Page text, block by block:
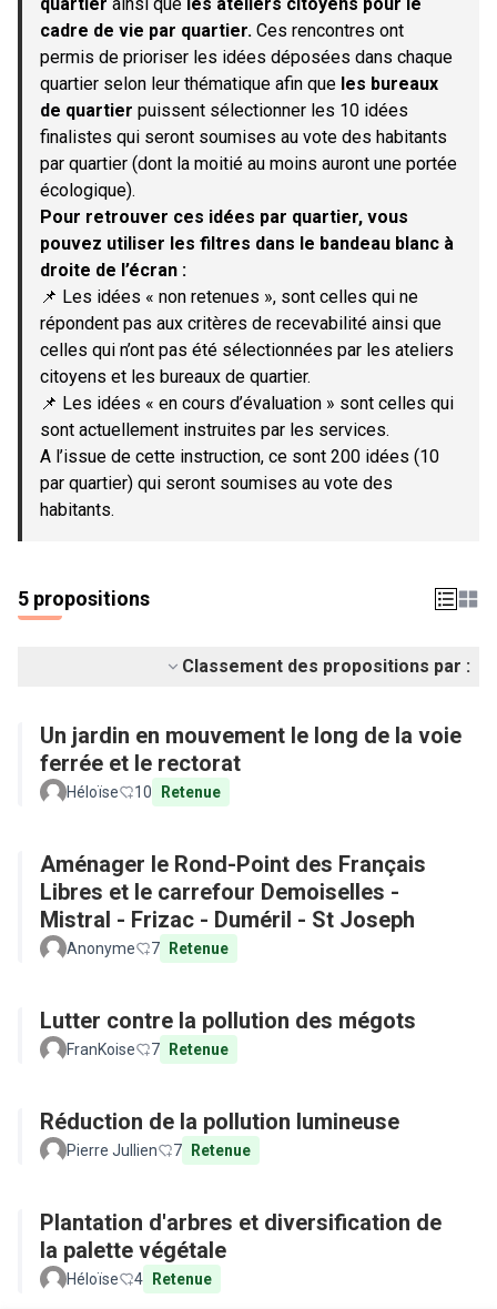
cadre de vie par quartier. Ces rencontres ont
permis de prioriser les idées déposées dans chaque
quartier selon leur thématique afin que les bureaux
de quartier puissent sélectionner les 10 idées
finalistes qui seront soumises au vote des habitants
par quartier (dont la moitié au moins auront une portée
écologique).
Pour retrouver ces idées par quartier, vous
pouvez utiliser les filtres dans le bandeau blanc à
droite de l’écran :
📌 Les idées « non retenues », sont celles qui ne
répondent pas aux critères de recevabilité ainsi que
celles qui n’ont pas été sélectionnées par les ateliers
citoyens et les bureaux de quartier.
📌 Les idées « en cours d’évaluation » sont celles qui
sont actuellement instruites par les services.
A l’issue de cette instruction, ce sont 200 idées (10
par quartier) qui seront soumises au vote des
habitants.
5 propositions
Classement des propositions par :
Un jardin en mouvement le long de la voie
ferrée et le rectorat
Héloïse 10 Retenue
Aménager le Rond-Point des Français
Libres et le carrefour Demoiselles -
Mistral - Frizac - Duméril - St Joseph
Anonyme 7 Retenue
Lutter contre la pollution des mégots
FranKoise 7 Retenue
Réduction de la pollution lumineuse
Pierre Jullien 7 Retenue
Plantation d'arbres et diversification de
la palette végétale
Héloïse 4 Retenue